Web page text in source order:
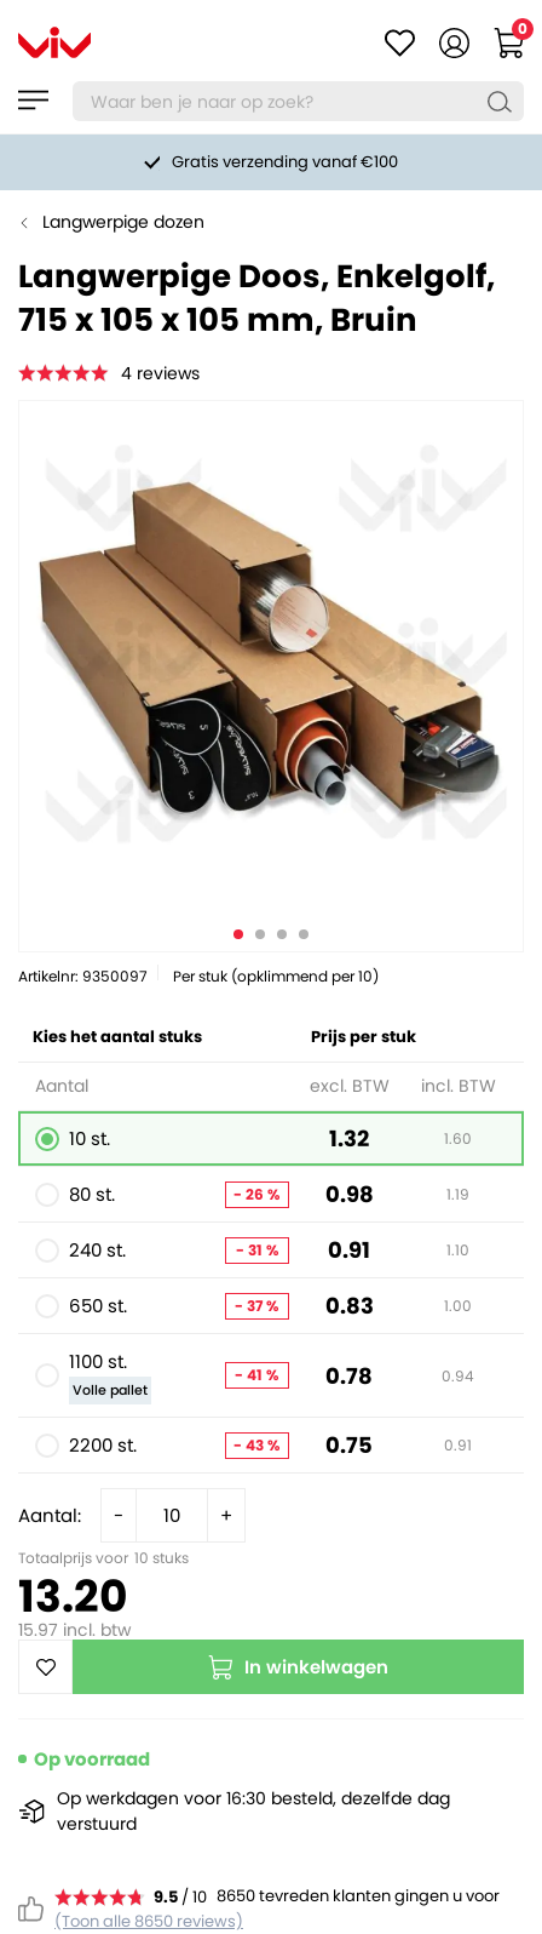
0
Gratis verzending vanaf €100
Langwerpige dozen
Langwerpige Doos, Enkelgolf,
715 x 105 x 105 mm, Bruin
4 reviews
Artikelnr: 9350097 Per stuk (opklimmend per 10)
Aantal: - +
Totaalprijs voor 10 stuks
13.20
15.97 incl. btw
In winkelwagen
9.5 / 10 8650 tevreden klanten gingen u voor
(Toon alle 8650 reviews)
Kies het aantal stuks Prijs per stuk
Aantal excl. BTW incl. BTW
10 st. 1.32 1.60
80 st. - 26 % 0.98 1.19
240 st. - 31 % 0.91 1.10
650 st. - 37 % 0.83 1.00
1100 st.
Volle pallet
- 41 % 0.78 0.94
2200 st. - 43 % 0.75 0.91
Op voorraad
Op werkdagen voor 16:30 besteld, dezelfde dag
verstuurd